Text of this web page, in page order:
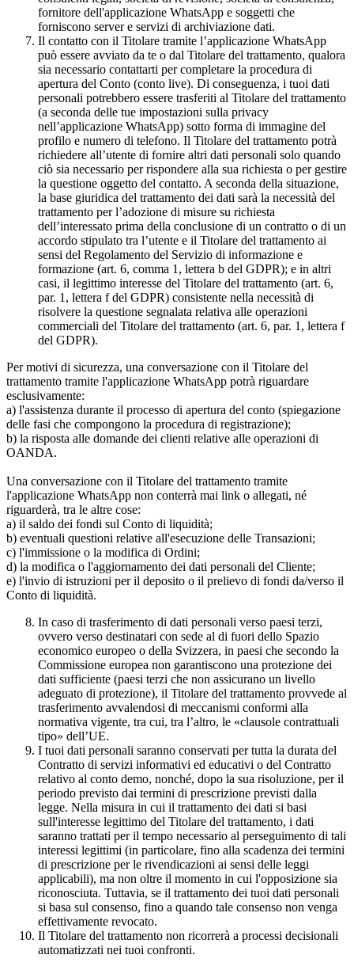
fornitore dell'applicazione WhatsApp e soggetti che
forniscono server e servizi di archiviazione dati.
Il contatto con il Titolare tramite l’applicazione WhatsApp
può essere avviato da te o dal Titolare del trattamento, qualora
sia necessario contattarti per completare la procedura di
apertura del Conto (conto live). Di conseguenza, i tuoi dati
personali potrebbero essere trasferiti al Titolare del trattamento
(a seconda delle tue impostazioni sulla privacy
nell’applicazione WhatsApp) sotto forma di immagine del
profilo e numero di telefono. Il Titolare del trattamento potrà
richiedere all’utente di fornire altri dati personali solo quando
ciò sia necessario per rispondere alla sua richiesta o per gestire
la questione oggetto del contatto. A seconda della situazione,
la base giuridica del trattamento dei dati sarà la necessità del
trattamento per l’adozione di misure su richiesta
dell’interessato prima della conclusione di un contratto o di un
accordo stipulato tra l’utente e il Titolare del trattamento ai
sensi del Regolamento del Servizio di informazione e
formazione (art. 6, comma 1, lettera b del GDPR); e in altri
casi, il legittimo interesse del Titolare del trattamento (art. 6,
par. 1, lettera f del GDPR) consistente nella necessità di
risolvere la questione segnalata relativa alle operazioni
commerciali del Titolare del trattamento (art. 6, par. 1, lettera f
del GDPR).
Per motivi di sicurezza, una conversazione con il Titolare del
trattamento tramite l'applicazione WhatsApp potrà riguardare
esclusivamente:
a) l'assistenza durante il processo di apertura del conto (spiegazione
delle fasi che compongono la procedura di registrazione);
b) la risposta alle domande dei clienti relative alle operazioni di
OANDA.
Una conversazione con il Titolare del trattamento tramite
l'applicazione WhatsApp non conterrà mai link o allegati, né
riguarderà, tra le altre cose:
a) il saldo dei fondi sul Conto di liquidità;
b) eventuali questioni relative all'esecuzione delle Transazioni;
c) l'immissione o la modifica di Ordini;
d) la modifica o l'aggiornamento dei dati personali del Cliente;
e) l'invio di istruzioni per il deposito o il prelievo di fondi da/verso il
Conto di liquidità.
In caso di trasferimento di dati personali verso paesi terzi,
ovvero verso destinatari con sede al di fuori dello Spazio
economico europeo o della Svizzera, in paesi che secondo la
Commissione europea non garantiscono una protezione dei
dati sufficiente (paesi terzi che non assicurano un livello
adeguato di protezione), il Titolare del trattamento provvede al
trasferimento avvalendosi di meccanismi conformi alla
normativa vigente, tra cui, tra l’altro, le «clausole contrattuali
tipo» dell’UE.
I tuoi dati personali saranno conservati per tutta la durata del
Contratto di servizi informativi ed educativi o del Contratto
relativo al conto demo, nonché, dopo la sua risoluzione, per il
periodo previsto dai termini di prescrizione previsti dalla
legge. Nella misura in cui il trattamento dei dati si basi
sull'interesse legittimo del Titolare del trattamento, i dati
saranno trattati per il tempo necessario al perseguimento di tali
interessi legittimi (in particolare, fino alla scadenza dei termini
di prescrizione per le rivendicazioni ai sensi delle leggi
applicabili), ma non oltre il momento in cui l'opposizione sia
riconosciuta. Tuttavia, se il trattamento dei tuoi dati personali
si basa sul consenso, fino a quando tale consenso non venga
effettivamente revocato.
Il Titolare del trattamento non ricorrerà a processi decisionali
automatizzati nei tuoi confronti.